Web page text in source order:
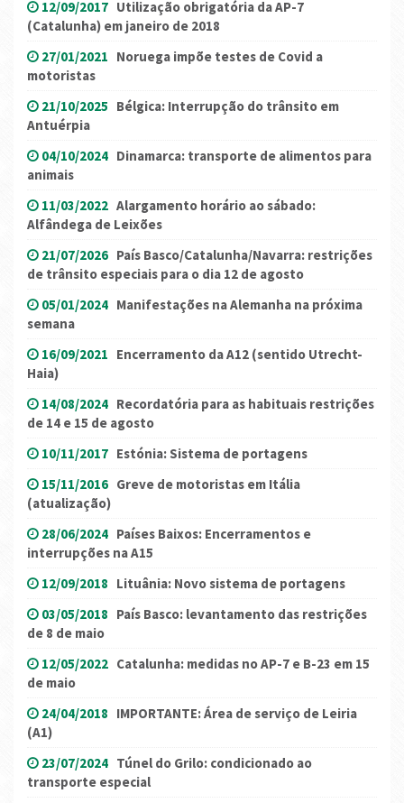
12/09/2017 Utilização obrigatória da AP-7
(Catalunha) em janeiro de 2018
27/01/2021 Noruega impõe testes de Covid a
motoristas
21/10/2025 Bélgica: Interrupção do trânsito em
Antuérpia
04/10/2024 Dinamarca: transporte de alimentos para
animais
11/03/2022 Alargamento horário ao sábado:
Alfândega de Leixões
21/07/2026 País Basco/Catalunha/Navarra: restrições
de trânsito especiais para o dia 12 de agosto
05/01/2024 Manifestações na Alemanha na próxima
semana
16/09/2021 Encerramento da A12 (sentido Utrecht-
Haia)
14/08/2024 Recordatória para as habituais restrições
de 14 e 15 de agosto
10/11/2017 Estónia: Sistema de portagens
15/11/2016 Greve de motoristas em Itália
(atualização)
28/06/2024 Países Baixos: Encerramentos e
interrupções na A15
12/09/2018 Lituânia: Novo sistema de portagens
03/05/2018 País Basco: levantamento das restrições
de 8 de maio
12/05/2022 Catalunha: medidas no AP-7 e B-23 em 15
de maio
24/04/2018 IMPORTANTE: Área de serviço de Leiria
(A1)
23/07/2024 Túnel do Grilo: condicionado ao
transporte especial